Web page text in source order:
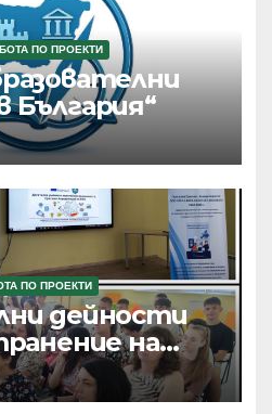
ПО ПРОЕКТИ
ПО ПРОЕКТИ
дейности
на
от текущи